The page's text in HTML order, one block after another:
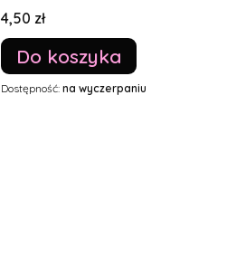
Cena
4,50 zł
Do koszyka
Dostępność: na wyczerpaniu